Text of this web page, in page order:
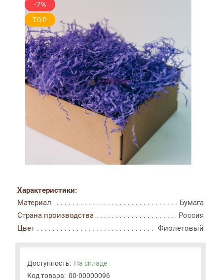
-7%
TOP
Характеристики:
Материал
Бумага
Страна производства
Россия
Цвет
Фиолетовый
Доступность: На складе
Код товара: 00-00000096